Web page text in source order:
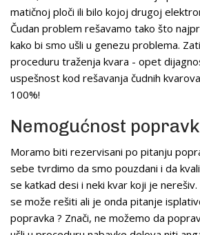
matičnoj ploči ili bilo kojoj drugoj
Čudan problem rešavamo tako što
kako bi smo ušli u genezu problema.
proceduru traženja kvara - opet
uspešnost kod rešavanja čudnih
100%!
Nemogućnost
Moramo biti rezervisani po pitanju
sebe tvrdimo da smo pouzdani i da
se katkad desi i neki kvar koji je
se može rešiti ali je onda pitanje
popravka ? Znači, ne možemo da